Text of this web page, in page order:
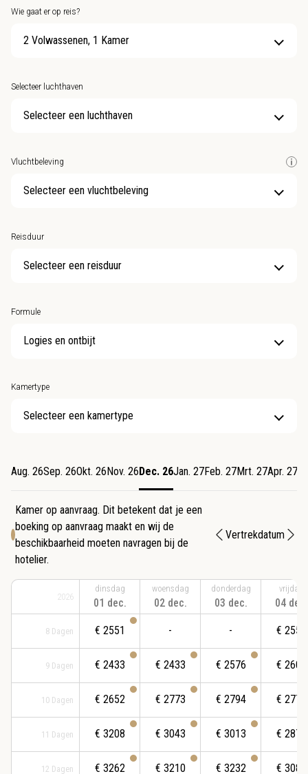
Wie gaat er op reis?
2 Volwassenen, 1 Kamer
Selecteer luchthaven
Selecteer een luchthaven
Vluchtbeleving
Selecteer een vluchtbeleving
Reisduur
Selecteer een reisduur
Formule
Kamertype
Selecteer een kamertype
Aug. 26Sep. 26Okt. 26 Nov. 26 Dec. 26Jan. 27Feb. 27Mrt. 27Apr. 27
Kamer op aanvraag. Dit betekent dat je een
boeking op aanvraag maakt en wij de
beschikbaarheid moeten navragen bij de
hotelier.
Vertrekdatum
2026
8 Dagen
9 Dagen
10 Dagen
11 Dagen
12 Dagen
dinsdag
01 dec.
€ 2551
€ 2433
€ 2652
€ 3208
€ 3262
woensdag
02 dec.
-
€ 2433
€ 2773
€ 3043
€ 3210
donderdag
03 dec.
-
€ 2576
€ 2794
€ 3013
€ 3232
vrijdag
04 dec.
€ 2551
€ 2606
€ 2773
€ 2870
€ 3089